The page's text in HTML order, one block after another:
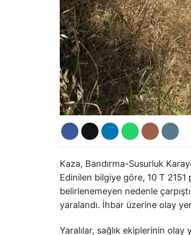
Kaza, Bandırma-Susurluk
Edinilen bilgiye göre, 10 T 2151
belirlenemeyen nedenle
yaralandı. İhbar üzerine olay
Yaralılar, sağlık ekiplerinin